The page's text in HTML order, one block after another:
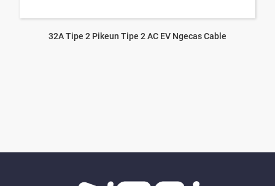
32A Tipe 2 Pikeun Tipe 2 AC EV Ngecas Cable